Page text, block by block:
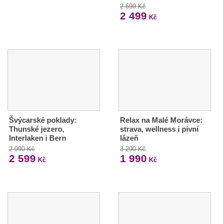
2 690 Kč
2 499 Kč
Švýcarské poklady:
Thunské jezero,
Interlaken i Bern
2 990 Kč
2 599 Kč
Relax na Malé Morávce:
strava, wellness i pivní
lázeň
3 290 Kč
1 990 Kč